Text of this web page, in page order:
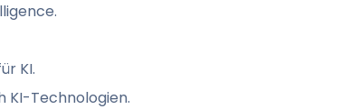
KI.
KI-Technologien.